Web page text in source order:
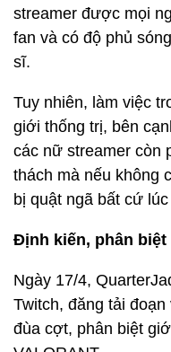
streamer được mọi
fan và có độ phủ
sĩ.
Tuy nhiên, làm việc
giới thống trị, bên
các nữ streamer còn
thách mà nếu không
bị quật ngã bất cứ
Định kiến, phân
Ngày 17/4,
Twitch, đăng tải
đùa cợt, phân biệt